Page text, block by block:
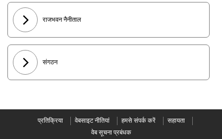
राजभवन नैनीताल
संगठन
प्रतिक्रिया वेबसाइट नीतियां हमसे संपर्क करें
सहायता
वेब सूचना प्रबंधक